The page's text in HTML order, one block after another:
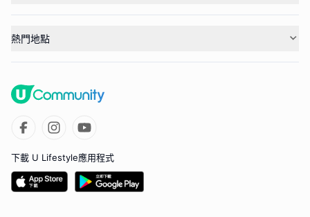
熱門地點
下載 U Lifestyle應用程式